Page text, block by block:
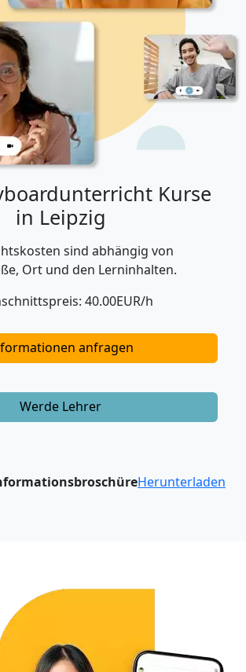
Kurse
in Leipzig
sind abhängig von
Ort und den Lerninhalten.
40.00EUR/h
anfragen
Werde Lehrer
Herunterladen